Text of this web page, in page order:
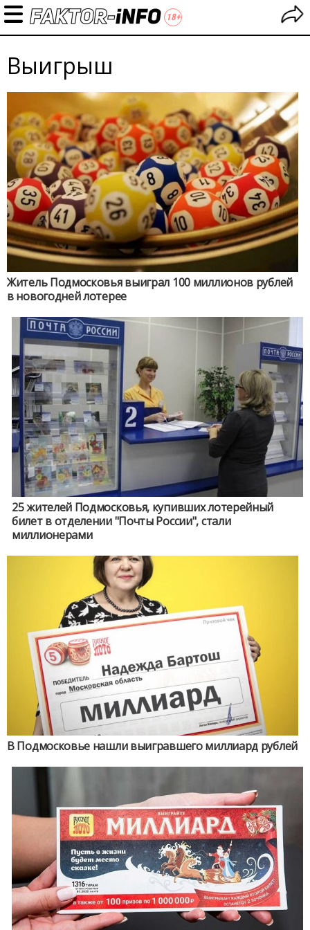
Выигрыш
Житель Подмосковья выиграл 100 миллионов рублей
в новогодней лотерее
25 жителей Подмосковья, купивших лотерейный
билет в отделении "Почты России", стали
миллионерами
В Подмосковье нашли выигравшего миллиард рублей